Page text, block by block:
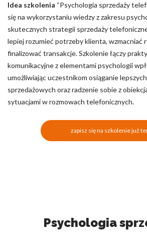
Idea szkolenia “Psychologia sprzedaży
się na wykorzystaniu wiedzy z zakresu
skutecznych strategii sprzedaży
lepiej rozumieć potrzeby klienta, wzmacniać
finalizować transakcje. Szkolenie łączy
komunikacyjne z elementami psychologii
umożliwiając uczestnikom osiąganie
sprzedażowych oraz radzenie sobie z
sytuacjami w rozmowach telefonicznych.
zapisz się na szkolenie już
Psychologia